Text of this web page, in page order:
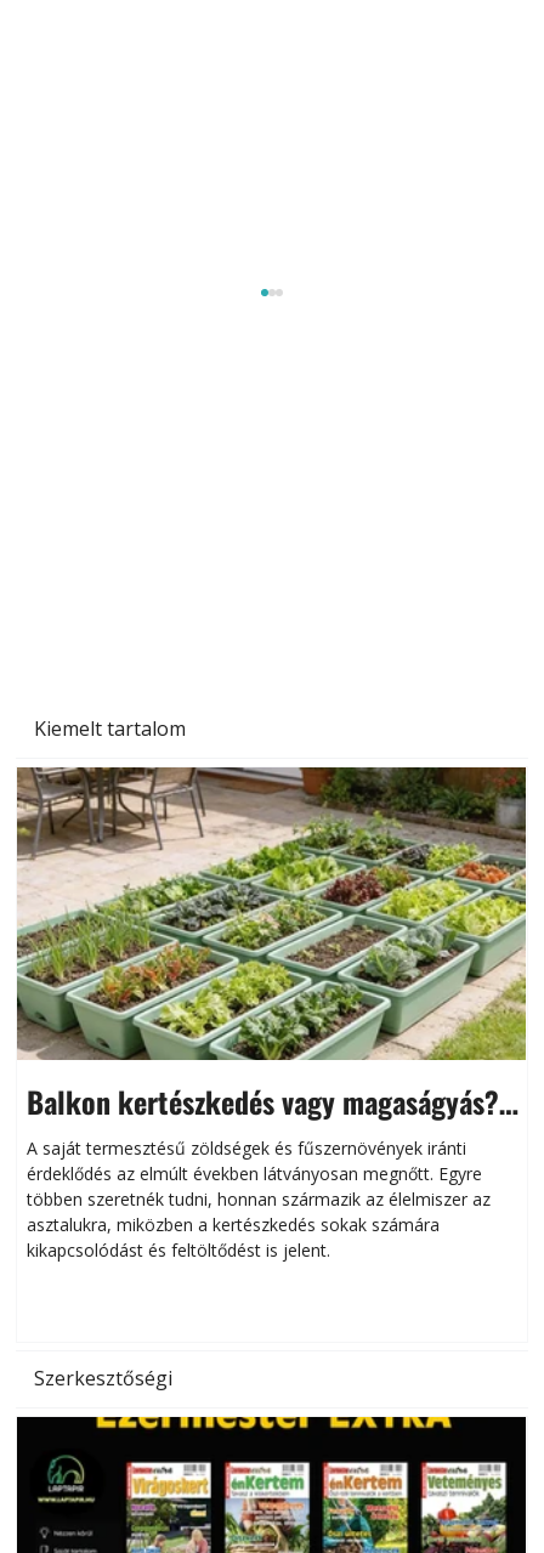
Kiemelt tartalom
Balkon kertészkedés vagy magaságyás?
Helytakarékos kertészkedés
A saját termesztésű zöldségek és fűszernövények iránti
érdeklődés az elmúlt években látványosan megnőtt. Egyre
többen szeretnék tudni, honnan származik az élelmiszer az
asztalukra, miközben a kertészkedés sokak számára
kikapcsolódást és feltöltődést is jelent.
Szerkesztőségi